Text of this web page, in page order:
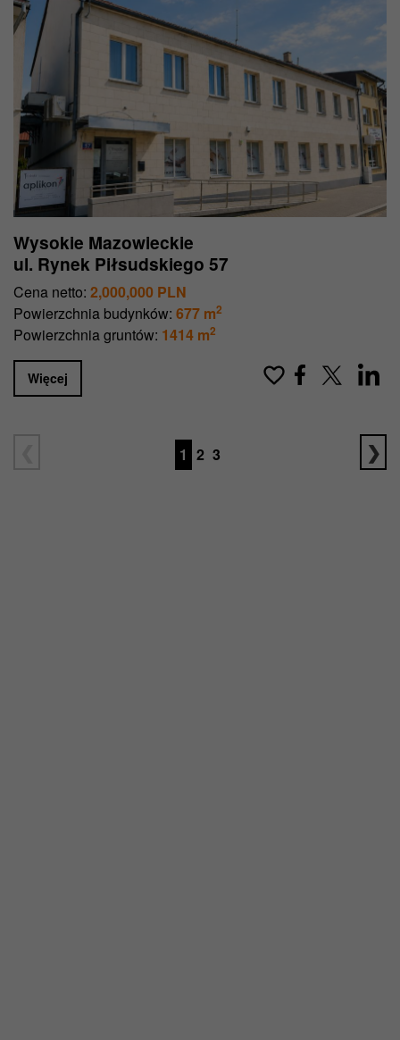
Wysokie Mazowieckie
ul. Rynek Piłsudskiego 57
Cena netto: 2,000,000 PLN
Powierzchnia budynków: 677 m2
Powierzchnia gruntów: 1414 m2
Więcej
1 2 3